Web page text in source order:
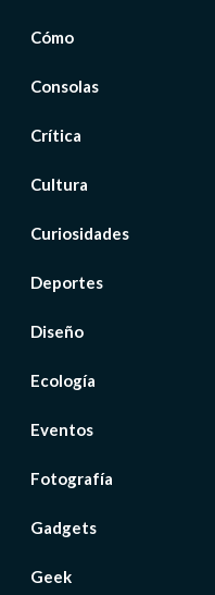
Cómo
Consolas
Crítica
Cultura
Curiosidades
Deportes
Diseño
Ecología
Eventos
Fotografía
Gadgets
Geek